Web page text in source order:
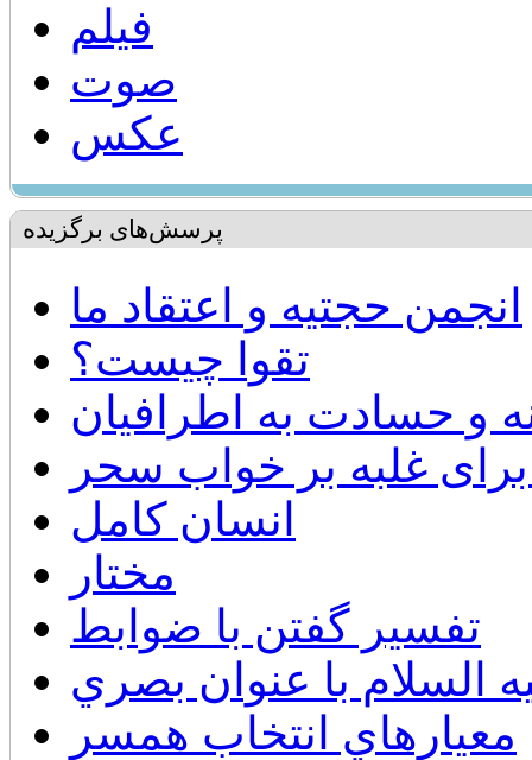
فیلم
صوت
عکس
پرسش‌های برگزیده
انجمن حجتیه و اعتقاد ما
تقوا چيست؟
و حسادت به اطرافیان
غلبه بر خواب سحر
انسان كامل
مختار
تفسیر گفتن با ضوابط
السلام با عنوان بصري
معيارهاي انتخاب همسر